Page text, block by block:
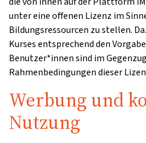
unter eine offenen Lizenz im
Bildungsressourcen zu stellen.
Kurses entsprechend den
Benutzer*innen sind im
Rahmenbedingungen dieser
Werbung und
Nutzung